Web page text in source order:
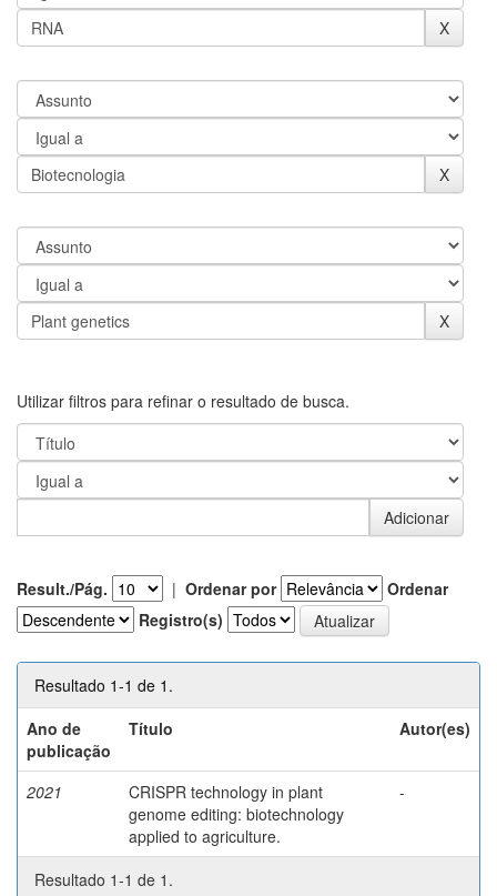
Utilizar filtros para refinar o resultado de busca.
Result./Pág. | Ordenar por
Ordenar
Registro(s)
Resultado 1-1 de 1.
Ano de
publicação
Título Autor(es)
2021
CRISPR technology in plant
genome editing: biotechnology
applied to agriculture.
-
Resultado 1-1 de 1.